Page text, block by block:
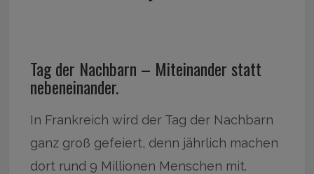
Tag der Nachbarn – Miteinander statt
nebeneinander.
In Frankreich wird der Tag der Nachbarn
ganz groß gefeiert, denn jährlich machen
dort rund 9 Millionen Menschen mit.